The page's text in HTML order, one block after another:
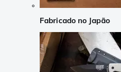
Fabricado no Japão